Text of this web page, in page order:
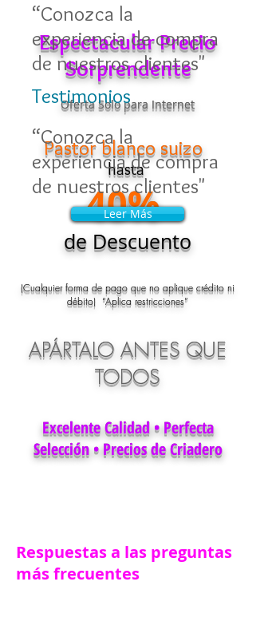
Espectacular Precio
Sorprendente
Oferta Solo para Internet
Pastor blanco suizo
hasta
40%
de Descuento
(Cualquier forma de pago que no aplique crédito ni
débito) “Aplica restricciones”
APÁRTALO ANTES QUE
TODOS
Excelente Calidad • Perfecta
Selección • Precios de Criadero
Respuestas a las preguntas
más frecuentes
“Conozca la
experiencia de compra
de nuestros clientes"
Testimonios
“Conozca la
experiencia de compra
de nuestros clientes"
Leer Más
Leer Más